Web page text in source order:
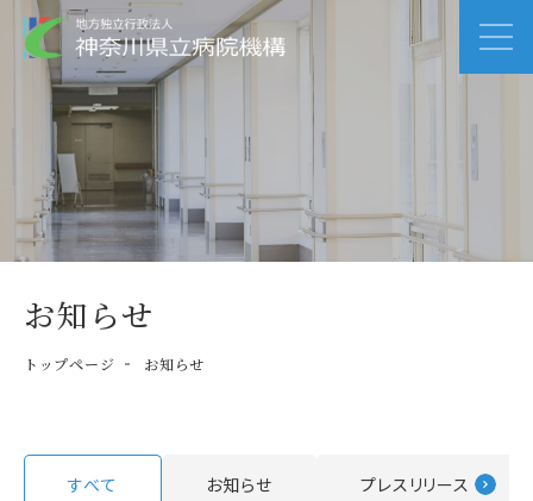
お知らせ
トップページ お知らせ
すべて お知らせ プレスリリース